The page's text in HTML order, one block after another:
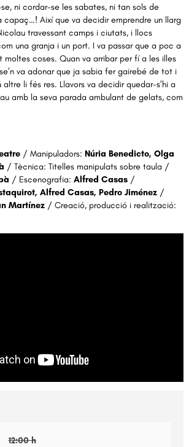
ni cordar-se les sabates, ni tan sols de
capaç…! Així que va decidir emprendre un llarg
travessant camps i ciutats, i llocs
una granja i un port. I va passar que a poc a
moltes coses. Quan va arribar per fí a les illes
va adonar que ja sabia fer gairebé de tot i
li fés res. Llavors va decidir quedar-s’hi a
amb la seva parada ambulant de gelats, com
/ Manipuladors: Núria Benedicto, Olga
/ Tècnica: Titelles manipulats sobre taula /
/ Escenografia: Alfred Casas /
Alfred Casas, Pedro Jiménez /
Martínez / Creació, producció i realització:
12:00 h